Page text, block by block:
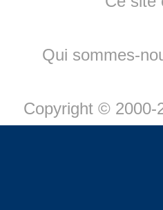
Qui sommes-
Copyright ©